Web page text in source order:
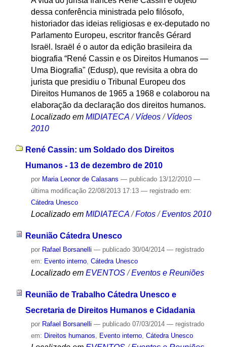
dessa conferência ministrada pelo filósofo,
historiador das ideias religiosas e ex-deputado no
Parlamento Europeu, escritor francês Gérard
Israël. Israël é o autor da edição brasileira da
biografia “René Cassin e os Direitos Humanos —
Uma Biografia" (Edusp), que revisita a obra do
jurista que presidiu o Tribunal Europeu dos
Direitos Humanos de 1965 a 1968 e colaborou na
elaboração da declaração dos direitos humanos.
Localizado em MIDIATECA /Vídeos /Vídeos
2010
René Cassin: um Soldado dos Direitos
Humanos - 13 de dezembro de 2010
por Maria Leonor de Calasans — publicado13/12/2010 —
última modificação22/08/2013 17:13 — registrado em:
Cátedra Unesco
Localizado em MIDIATECA /Fotos /Eventos 2010
Reunião Cátedra Unesco
por Rafael Borsanelli — publicado30/04/2014 — registrado
em: Evento interno, Cátedra Unesco
Localizado em EVENTOS /Eventos e Reuniões
Reunião de Trabalho Cátedra Unesco e
Secretaria de Direitos Humanos e Cidadania
por Rafael Borsanelli — publicado07/03/2014 — registrado
em: Direitos humanos Evento interno, Cátedra Unesco